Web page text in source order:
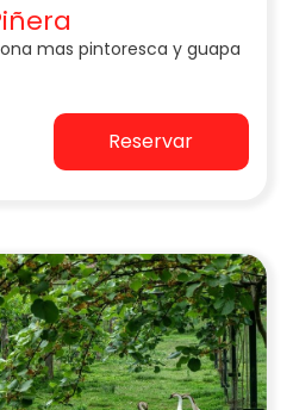
mas pintoresca y guapa
Reservar